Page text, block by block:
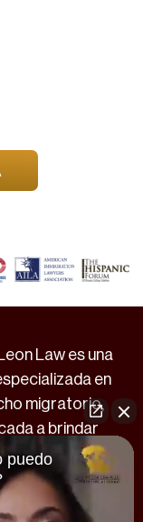
Law es una
en
migratorio,
a brindar
profesional
a la
hispana en
puedo